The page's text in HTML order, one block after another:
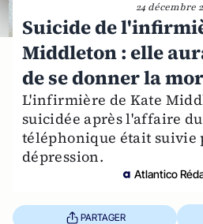
24 décembre
Suicide de
Middleton : elle
de se donner la
L'infirmière de Kate
suicidée après l'affaire
téléphonique était suivie
dépression.
Atlantico
PARTAGER